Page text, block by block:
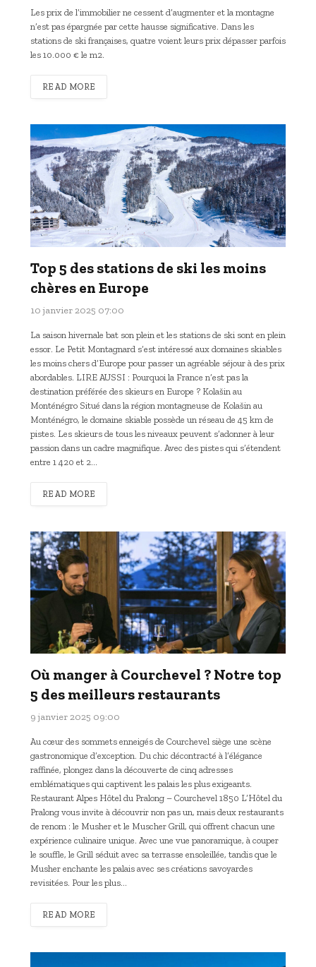
Les prix de l’immobilier ne cessent d’augmenter et la montagne
n’est pas épargnée par cette hausse significative. Dans les
stations de ski françaises, quatre voient leurs prix dépasser parfois
les 10.000 € le m2.
READ MORE
Top 5 des stations de ski les moins
chères en Europe
10 janvier 2025 07:00
La saison hivernale bat son plein et les stations de ski sont en plein
essor. Le Petit Montagnard s’est intéressé aux domaines skiables
les moins chers d’Europe pour passer un agréable séjour à des prix
abordables. LIRE AUSSI : Pourquoi la France n’est pas la
destination préférée des skieurs en Europe ? Kolašin au
Monténégro Situé dans la région montagneuse de Kolašin au
Monténégro, le domaine skiable possède un réseau de 45 km de
pistes. Les skieurs de tous les niveaux peuvent s’adonner à leur
passion dans un cadre magnifique. Avec des pistes qui s’étendent
entre 1 420 et 2…
READ MORE
Où manger à Courchevel ? Notre top
5 des meilleurs restaurants
9 janvier 2025 09:00
Au cœur des sommets enneigés de Courchevel siège une scène
gastronomique d’exception. Du chic décontracté à l’élégance
raffinée, plongez dans la découverte de cinq adresses
emblématiques qui captivent les palais les plus exigeants.
Restaurant Alpes Hôtel du Pralong – Courchevel 1850 L’Hôtel du
Pralong vous invite à découvrir non pas un, mais deux restaurants
de renom : le Musher et le Muscher Grill, qui offrent chacun une
expérience culinaire unique. Avec une vue panoramique, à couper
le souffle, le Grill séduit avec sa terrasse ensoleillée, tandis que le
Musher enchante les palais avec ses créations savoyardes
revisitées. Pour les plus…
READ MORE